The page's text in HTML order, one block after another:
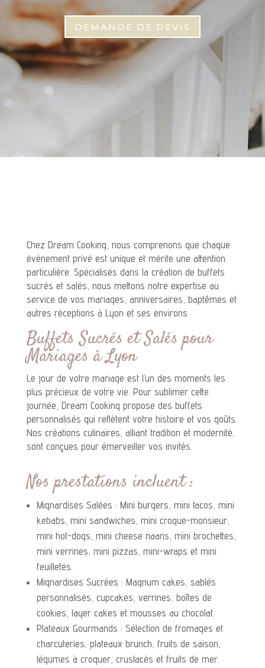
DEMANDE DE DEVIS
Chez Dream Cooking, nous comprenons que chaque
événement privé est unique et mérite une attention
particulière. Spécialisés dans la création de buffets
sucrés et salés, nous mettons notre expertise au
service de vos mariages, anniversaires, baptêmes et
autres réceptions à Lyon et ses environs.
Buffets Sucrés et Salés pour
Mariages à Lyon
Le jour de votre mariage est l’un des moments les
plus précieux de votre vie. Pour sublimer cette
journée, Dream Cooking propose des buffets
personnalisés qui reflètent votre histoire et vos goûts.
Nos créations culinaires, alliant tradition et modernité,
sont conçues pour émerveiller vos invités.
Nos prestations incluent :
Mignardises Salées : Mini burgers, mini tacos, mini
kebabs, mini sandwiches, mini croque-monsieur,
mini hot-dogs, mini cheese naans, mini brochettes,
mini verrines, mini pizzas, mini-wraps et mini
feuilletés.
Mignardises Sucrées : Magnum cakes, sablés
personnalisés, cupcakes, verrines, boîtes de
cookies, layer cakes et mousses au chocolat.
Plateaux Gourmands : Sélection de fromages et
charcuteries, plateaux brunch, fruits de saison,
légumes à croquer, crustacés et fruits de mer.